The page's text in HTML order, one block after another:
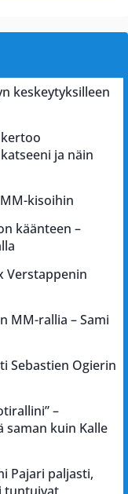
keskeytyksilleen
ja näin
kisoihin
käänteen –
Verstappenin
MM-rallia – Sami
Sebastien Ogierin
–
saman kuin Kalle
Pajari paljasti,